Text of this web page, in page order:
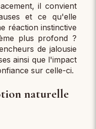
il convient
et ce qu'elle
réaction instinctive
plus profond ?
de jalousie
ainsi que l'impact
sur celle-ci.
naturelle